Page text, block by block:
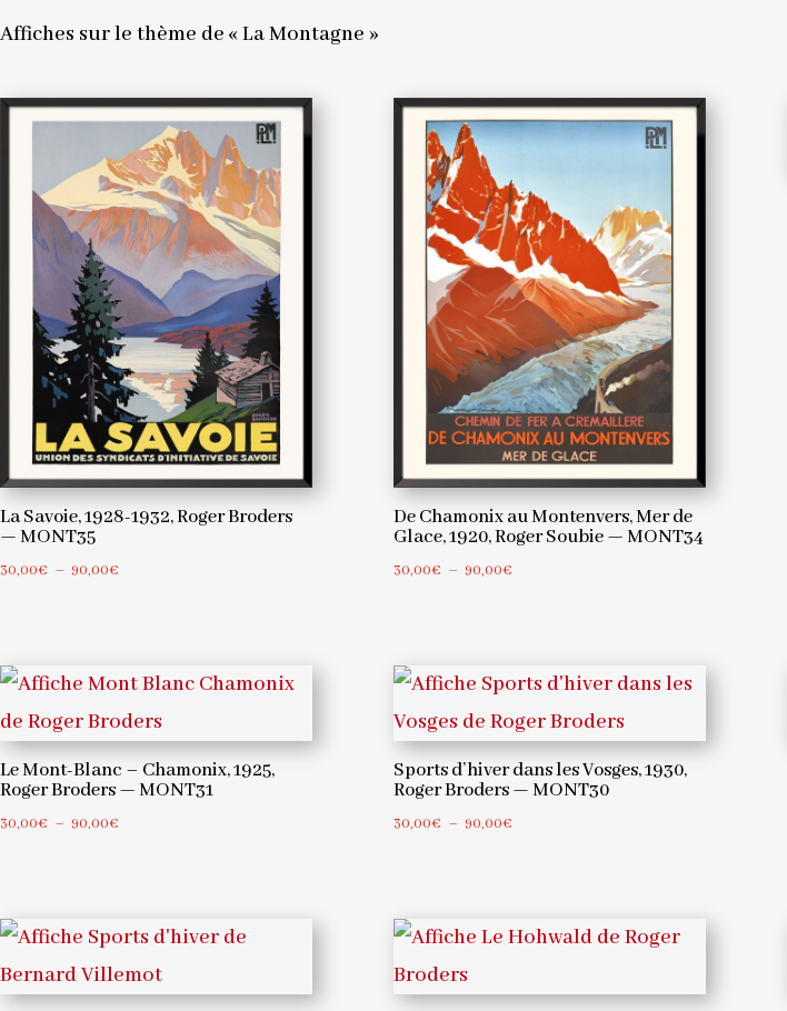
Affiches sur le thème de « La Montagne »
La Savoie, 1928-1932, Roger Broders
— MONT35
30,00€ – 90,00€
De Chamonix au Montenvers, Mer de
Glace, 1920, Roger Soubie — MONT34
30,00€ – 90,00€
Le Mont-Blanc – Chamonix, 1925,
Roger Broders — MONT31
30,00€ – 90,00€
Sports d’hiver dans les Vosges, 1930,
Roger Broders — MONT30
30,00€ – 90,00€